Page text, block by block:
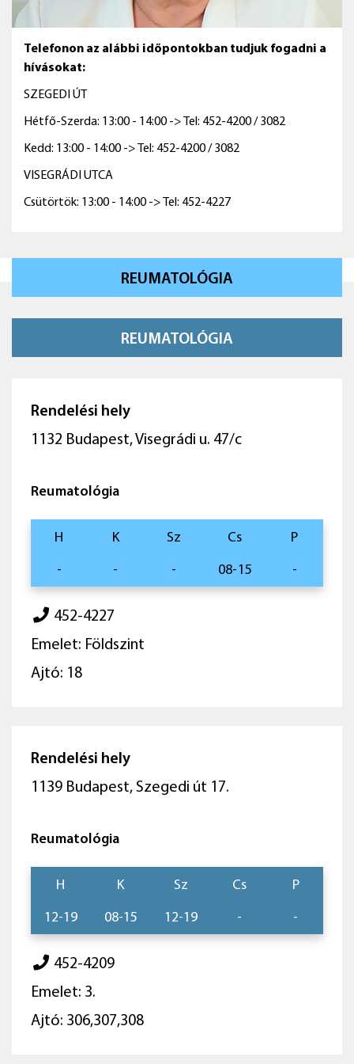
Telefonon az alábbi időpontokban tudjuk fogadni a
hívásokat:
SZEGEDI ÚT
Hétfő-Szerda: 13:00 - 14:00 -> Tel: 452-4200 / 3082
Kedd: 13:00 - 14:00 -> Tel: 452-4200 / 3082
VISEGRÁDI UTCA
Csütörtök: 13:00 - 14:00 -> Tel: 452-4227
REUMATOLÓGIA
REUMATOLÓGIA
Rendelési hely
1132 Budapest, Visegrádi u. 47/c
Reumatológia
H K Sz Cs P
- - - 08-15 -
452-4227
Emelet: Földszint
Ajtó: 18
Rendelési hely
1139 Budapest, Szegedi út 17.
Reumatológia
H K Sz Cs P
12-19 08-15 12-19 - -
452-4209
Emelet: 3.
Ajtó: 306,307,308